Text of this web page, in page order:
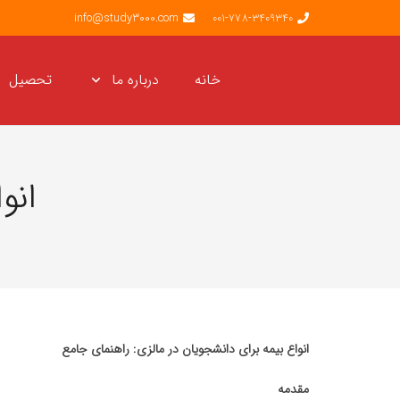
001-778-3409340
info@study3000.com
خانه درباره ما تحصیل
انواع بیمه برای دانشجویان در مالزی: راهنمای جامع
مقدمه